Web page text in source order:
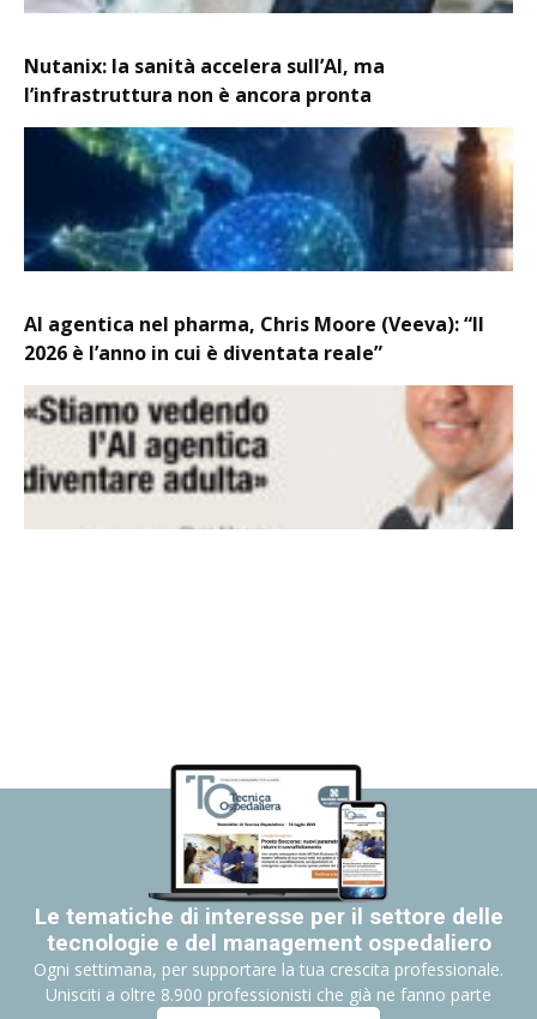
Nutanix: la sanità accelera sull’AI, ma
l’infrastruttura non è ancora pronta
AI agentica nel pharma, Chris Moore (Veeva): “Il
2026 è l’anno in cui è diventata reale”
Le tematiche di interesse per il settore delle
tecnologie e del management ospedaliero
Ogni settimana, per supportare la tua crescita professionale.
Unisciti a oltre 8.900 professionisti che già ne fanno parte